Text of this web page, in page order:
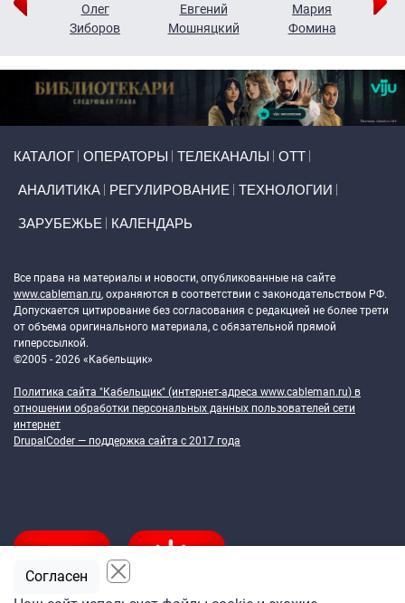
Олег
Зиборов
Евгений
Мошняцкий
Мария
Фомина
КАТАЛОГ ОПЕРАТОРЫ ТЕЛЕКАНАЛЫ ОТТ
АНАЛИТИКА РЕГУЛИРОВАНИЕ ТЕХНОЛОГИИ
ЗАРУБЕЖЬЕ КАЛЕНДАРЬ
Все права на материалы и новости, опубликованные на сайте
www.cableman.ru, охраняются в соответствии с законодательством РФ.
Допускается цитирование без согласования с редакцией не более трети
от объема оригинального материала, с обязательной прямой
гиперссылкой.
©2005 - 2026 «Кабельщик»
Политика сайта "Кабельщик" (интернет-адреса www.cableman.ru) в
отношении обработки персональных данных пользователей сети
интернет
DrupalCoder — поддержка сайта c 2017 года
Согласен